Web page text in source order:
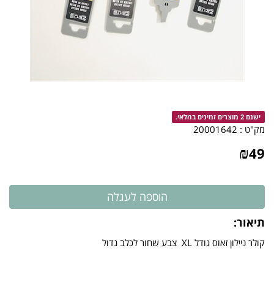
ישנם 2 מוצרים זמינים במלאי.
מק"ט : 20001642
₪49
תיאור:
​קולר ניילון זאוס גודל XL צבע שחור לכלב גדול